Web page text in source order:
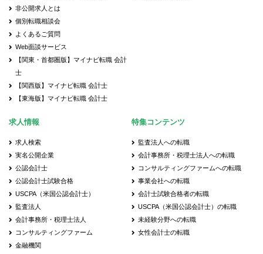
非公開求人とは
個別転職相談会
よくあるご質問
Web面談サービス
【関東・首都圏版】マイナビ転職 会計
士
【関西版】マイナビ転職 会計士
【東海版】マイナビ転職 会計士
求人情報
求人検索
実名公開企業
公認会計士
公認会計士試験合格
USCPA（米国公認会計士）
監査法人
会計事務所・税理士法人
コンサルティングファーム
金融機関
特集コンテンツ
監査法人への転職
会計事務所・税理士法人への転職
コンサルティングファームへの転職
事業会社への転職
会計士試験合格者の転職
USCPA（米国公認会計士）の転職
未経験分野への転職
女性会計士の転職